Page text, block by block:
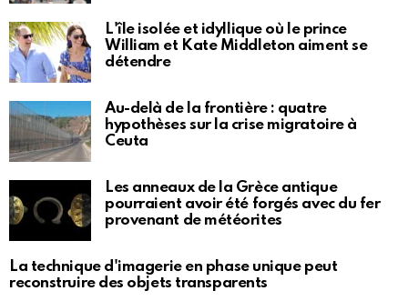
L'île isolée et idyllique où le prince
William et Kate Middleton aiment se
détendre
Au-delà de la frontière : quatre
hypothèses sur la crise migratoire à
Ceuta
Les anneaux de la Grèce antique
pourraient avoir été forgés avec du fer
provenant de météorites
La technique d'imagerie en phase unique peut
reconstruire des objets transparents